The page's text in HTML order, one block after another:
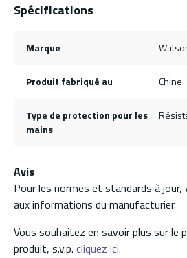
Spécifications
Marque
Produit fabriqué au Chine
Type de protection pour les
mains
Avis
Pour les normes et standards à
aux informations du manufacturier.
Vous souhaitez en savoir plus sur le
produit, s.v.p. cliquez ici.